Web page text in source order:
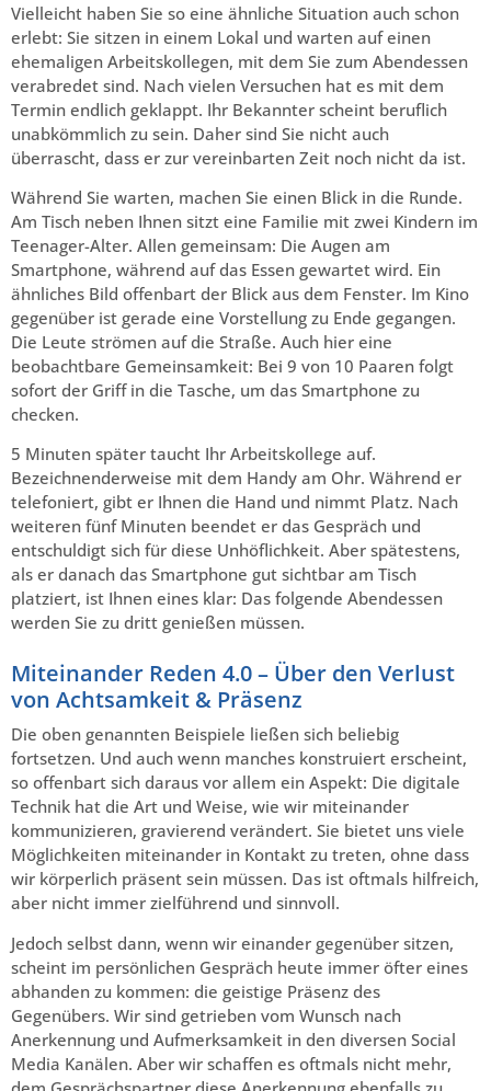
Vielleicht haben Sie so eine ähnliche Situation auch schon
erlebt: Sie sitzen in einem Lokal und warten auf einen
ehemaligen Arbeitskollegen, mit dem Sie zum Abendessen
verabredet sind. Nach vielen Versuchen hat es mit dem
Termin endlich geklappt. Ihr Bekannter scheint beruflich
unabkömmlich zu sein. Daher sind Sie nicht auch
überrascht, dass er zur vereinbarten Zeit noch nicht da ist.
Während Sie warten, machen Sie einen Blick in die Runde.
Am Tisch neben Ihnen sitzt eine Familie mit zwei Kindern im
Teenager-Alter. Allen gemeinsam: Die Augen am
Smartphone, während auf das Essen gewartet wird. Ein
ähnliches Bild offenbart der Blick aus dem Fenster. Im Kino
gegenüber ist gerade eine Vorstellung zu Ende gegangen.
Die Leute strömen auf die Straße. Auch hier eine
beobachtbare Gemeinsamkeit: Bei 9 von 10 Paaren folgt
sofort der Griff in die Tasche, um das Smartphone zu
checken.
5 Minuten später taucht Ihr Arbeitskollege auf.
Bezeichnenderweise mit dem Handy am Ohr. Während er
telefoniert, gibt er Ihnen die Hand und nimmt Platz. Nach
weiteren fünf Minuten beendet er das Gespräch und
entschuldigt sich für diese Unhöflichkeit. Aber spätestens,
als er danach das Smartphone gut sichtbar am Tisch
platziert, ist Ihnen eines klar: Das folgende Abendessen
werden Sie zu dritt genießen müssen.
Miteinander Reden 4.0 – Über den Verlust
von Achtsamkeit & Präsenz
Die oben genannten Beispiele ließen sich beliebig
fortsetzen. Und auch wenn manches konstruiert erscheint,
so offenbart sich daraus vor allem ein Aspekt: Die digitale
Technik hat die Art und Weise, wie wir miteinander
kommunizieren, gravierend verändert. Sie bietet uns viele
Möglichkeiten miteinander in Kontakt zu treten, ohne dass
wir körperlich präsent sein müssen. Das ist oftmals hilfreich,
aber nicht immer zielführend und sinnvoll.
Jedoch selbst dann, wenn wir einander gegenüber sitzen,
scheint im persönlichen Gespräch heute immer öfter eines
abhanden zu kommen: die geistige Präsenz des
Gegenübers. Wir sind getrieben vom Wunsch nach
Anerkennung und Aufmerksamkeit in den diversen Social
Media Kanälen. Aber wir schaffen es oftmals nicht mehr,